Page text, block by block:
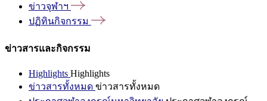
ข่าวจุฬาฯ
ปฏิทินกิจกรรม
ข่าวสารและกิจกรรม
Highlights Highlights
ข่าวสารทั้งหมด ข่าวสารทั้งหมด